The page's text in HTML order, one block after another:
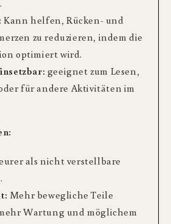
Kann helfen, Rücken- und
zu reduzieren, indem die
optimiert wird.
geeignet zum Lesen,
für andere Aktivitäten im
als nicht verstellbare
Mehr bewegliche Teile
Wartung und möglichem